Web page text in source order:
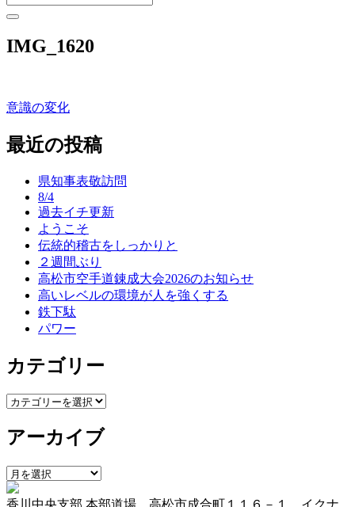
IMG_1620
投
稿
意識の変化
最近の投稿
県知事表敬訪問
8/4
過去イチ更新
ようこそ
伝統的稽古をしっかりと
２週間ぶり
高松市空手道錬成大会2026のお知らせ
高いレベルの環境が人を強くする
鉄下駄
パワー
カテゴリー
カ
ゴ
ー
アーカイブ
ア
ー